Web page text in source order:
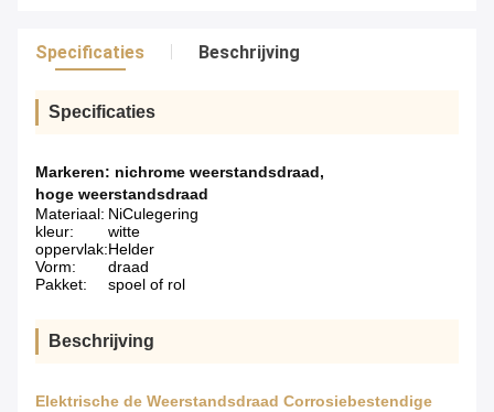
Specificaties Beschrijving
Specificaties
Markeren: nichrome weerstandsdraad,
hoge weerstandsdraad
Materiaal: NiCulegering
kleur:
witte
oppervlak:Helder
Vorm:
draad
Pakket:
spoel of rol
Beschrijving
Elektrische de Weerstandsdraad Corrosiebestendige